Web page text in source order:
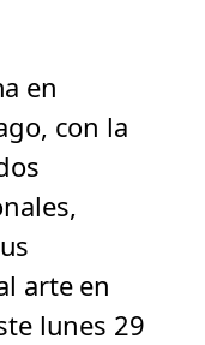
en
con la
arte en
lunes 29